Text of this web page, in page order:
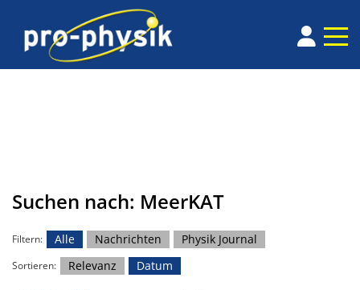
Suchen nach: MeerKAT
Filtern: Alle Nachrichten Physik Journal
Sortieren: Relevanz Datum